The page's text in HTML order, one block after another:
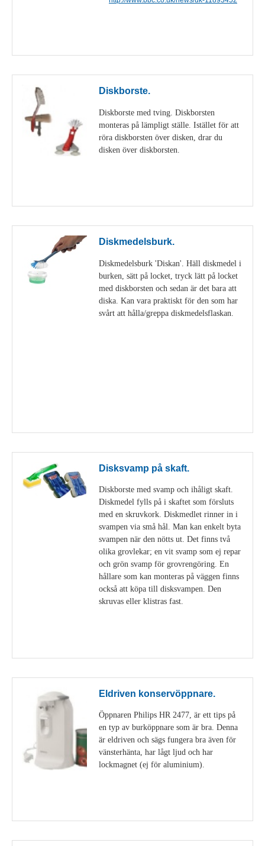
Diskborste.
Diskborste med tving. Diskborsten
monteras på lämpligt ställe. Istället för att
röra diskborsten över disken, drar du
disken över diskborsten.
Diskmedelsburk.
Diskmedelsburk 'Diskan'. Häll diskmedel i
burken, sätt på locket, tryck lätt på locket
med diskborsten och sedan är det bara att
diska. Kan vara praktiskt för den som har
svårt att hålla/greppa diskmedelsflaskan.
Disksvamp på skaft.
Diskborste med svamp och ihåligt skaft.
Diskmedel fylls på i skaftet som försluts
med en skruvkork. Diskmedlet rinner in i
svampen via små hål. Man kan enkelt byta
svampen när den nötts ut. Det finns två
olika grovlekar; en vit svamp som ej repar
och grön svamp för grovrengöring. En
hållare som kan monteras på väggen finns
också att köpa till disksvampen. Den
skruvas eller klistras fast.
Eldriven konservöppnare.
Öppnaren Philips HR 2477, är ett tips på
en typ av burköppnare som är bra. Denna
är eldriven och sägs fungera bra även för
vänsterhänta, har lågt ljud och har
lockmagnet (ej för aluminium).